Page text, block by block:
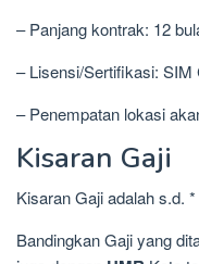
– Panjang kontrak: 12
– Lisensi/Sertifikasi: SIM
– Penempatan lokasi
Kisaran Gaji
Kisaran Gaji adalah s.d. *
Bandingkan Gaji yang